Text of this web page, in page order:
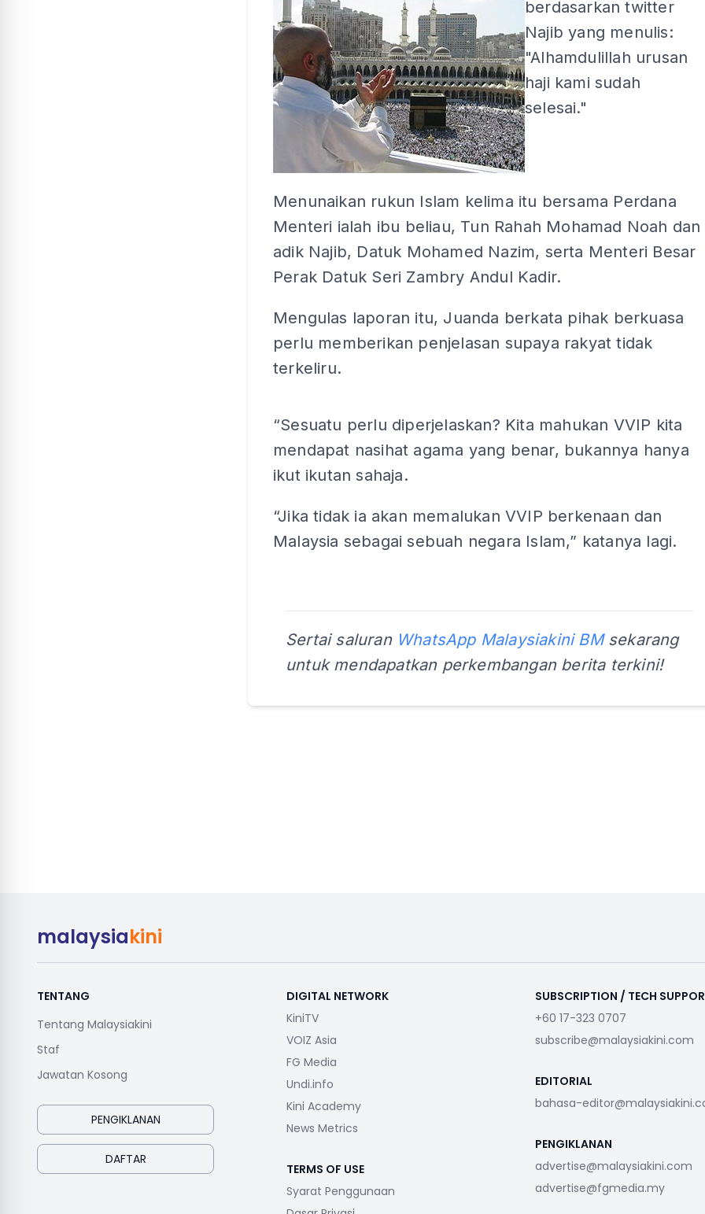
berdasarkan twitter
Najib yang menulis:
"Alhamdulillah urusan
haji kami sudah
selesai."
Menunaikan rukun Islam kelima itu bersama Perdana
Menteri ialah ibu beliau, Tun Rahah Mohamad Noah dan
adik Najib, Datuk Mohamed Nazim, serta Menteri Besar
Perak Datuk Seri Zambry Andul Kadir.
Mengulas laporan itu, Juanda berkata pihak berkuasa
perlu memberikan penjelasan supaya rakyat tidak
terkeliru.
“Sesuatu perlu diperjelaskan? Kita mahukan VVIP kita
mendapat nasihat agama yang benar, bukannya hanya
ikut ikutan sahaja.
“Jika tidak ia akan memalukan VVIP berkenaan dan
Malaysia sebagai sebuah negara Islam,” katanya lagi.
Sertai saluran WhatsApp Malaysiakini BMsekarang
untuk mendapatkan perkembangan berita terkini!
malaysiakini
TENTANG
Tentang Malaysiakini
Staf
Jawatan Kosong
PENGIKLANAN
DAFTAR
DIGITAL NETWORK
KiniTV
VOIZ Asia
FG Media
Undi.info
Kini Academy
News Metrics
TERMS OF USE
Syarat Penggunaan
SUBSCRIPTION / TECH
+60 17-323 0707
subscribe@malaysiakini.com
EDITORIAL
bahasa-
PENGIKLANAN
advertise@malaysiakini.com
advertise@fgmedia.my